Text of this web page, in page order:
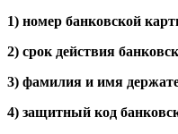
1) номер банковской
2) срок действия
3) фамилия и имя
4) защитный код